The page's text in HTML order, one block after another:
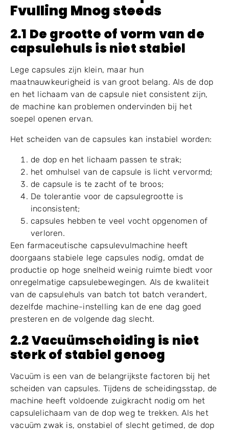
Capsule-vergrendelingsstation in de capsule-
vulmachine
2.WhoiCspringtFail naar
SEfraatin eenCcapsule
FvullingMnog steeds
2.1 De grootte of vorm van de
capsulehuls is niet stabiel
maatnauwkeurigheid is van groot belang. Als de dop
de machine kan problemen ondervinden bij het
soepel openen ervan.
Het scheiden van de capsules kan instabiel worden:
de dop en het lichaam passen te strak;
het omhulsel van de capsule is licht vervormd;
de capsule is te zacht of te broos;
De tolerantie voor de capsulegrootte is
inconsistent;
capsules hebben te veel vocht opgenomen of
verloren.
Een farmaceutische capsulevulmachine heeft
doorgaans stabiele lege capsules nodig, omdat de
onregelmatige capsulebewegingen. Als de kwaliteit
van de capsulehuls van batch tot batch verandert,
dezelfde machine-instelling kan de ene dag goed
presteren en de volgende dag slecht.
2.2 Vacuümscheiding is niet
sterk of stabiel genoeg